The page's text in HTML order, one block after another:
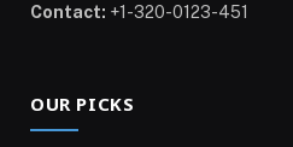
Contact: +1-320-0123-451
OUR PICKS